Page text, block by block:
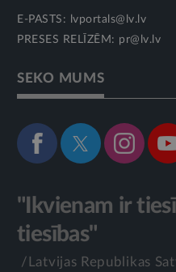
E-PASTS:
lvportals@lv.lv
PRESES RELĪZĒM: pr@lv.lv
SEKO MUMS
"Ikvienam ir
tiesības"
/Latvijas Republikas